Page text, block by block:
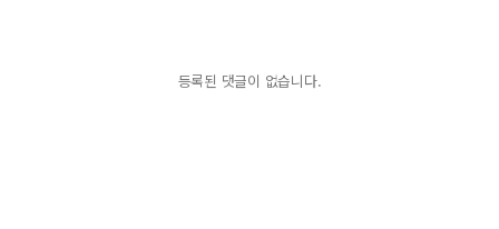
등록된 댓글이 없습니다.